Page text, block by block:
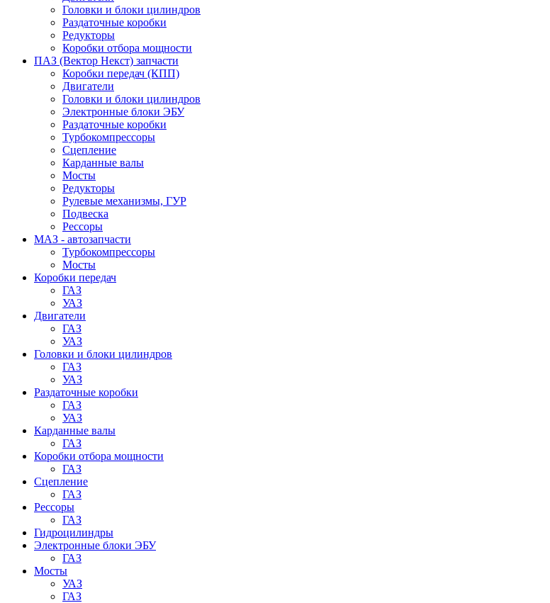
Головки и блоки цилиндров
Раздаточные коробки
Редукторы
Коробки отбора мощности
ПАЗ (Вектор Некст) запчасти
Коробки передач (КПП)
Двигатели
Головки и блоки цилиндров
Электронные блоки ЭБУ
Раздаточные коробки
Турбокомпрессоры
Сцепление
Карданные валы
Мосты
Редукторы
Рулевые механизмы, ГУР
Подвеска
Рессоры
МАЗ - автозапчасти
Турбокомпрессоры
Мосты
Коробки передач
ГАЗ
УАЗ
Двигатели
ГАЗ
УАЗ
Головки и блоки цилиндров
ГАЗ
УАЗ
Раздаточные коробки
ГАЗ
УАЗ
Карданные валы
ГАЗ
Коробки отбора мощности
ГАЗ
Сцепление
ГАЗ
Рессоры
ГАЗ
Гидроцилиндры
Электронные блоки ЭБУ
ГАЗ
Мосты
УАЗ
ГАЗ